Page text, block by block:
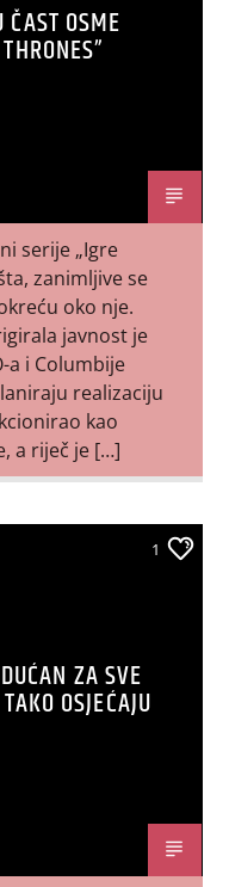
OSME
serije „Igre
zanimljive se
oko nje.
javnost je
a i Columbije
realizaciju
kao
a riječ je […]
1
ZA SVE
OSJEĆAJU